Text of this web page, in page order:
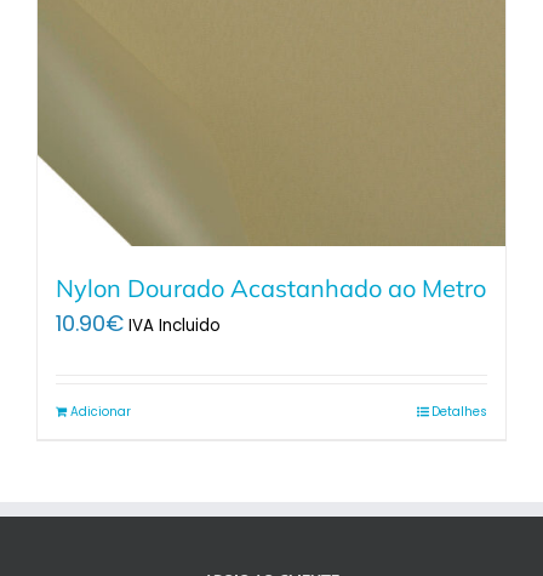
Nylon Dourado Acastanhado ao Metro
10.90€ IVA Incluido
Adicionar Detalhes